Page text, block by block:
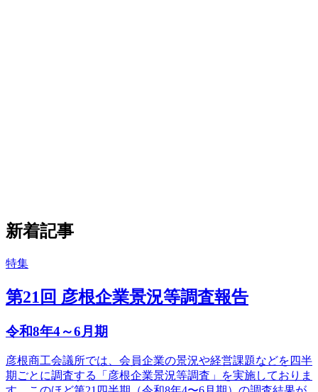
新着記事
特集
第21回 彦根企業景況等調査報告
令和8年4～6月期
彦根商工会議所では、会員企業の景況や経営課題などを四半
期ごとに調査する「彦根企業景況等調査」を実施しておりま